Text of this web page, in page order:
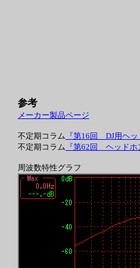
参考
メーカー製品ページ
不定期コラム 『第16回 DJ用ヘッ
不定期コラム 『第62回 ヘッドホ
周波数特性グラフ